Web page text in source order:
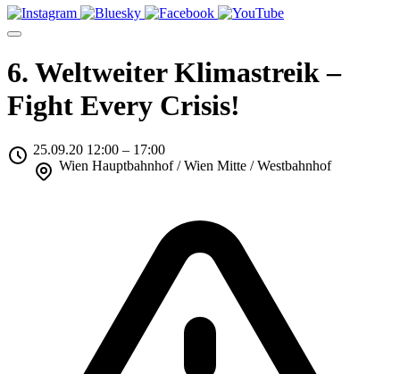
6. Weltweiter Klimastreik –
Fight Every Crisis!
25.09.20 12:00 – 17:00
Wien Hauptbahnhof / Wien Mitte / Westbahnhof